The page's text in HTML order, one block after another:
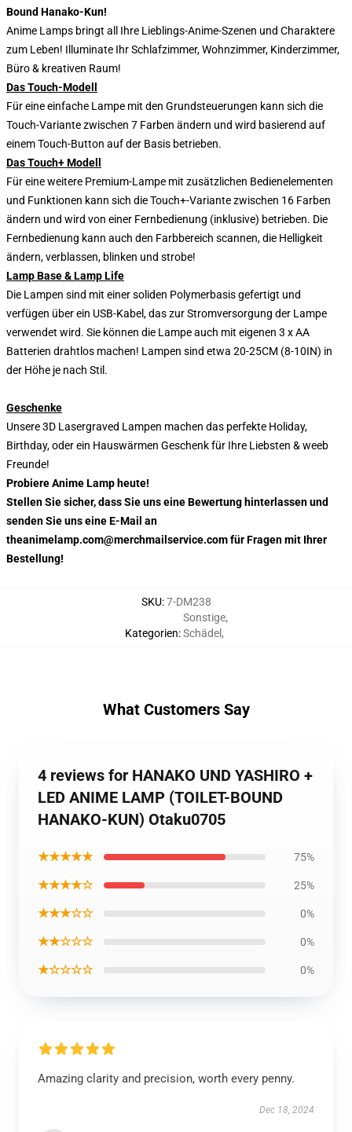
Bound Hanako-Kun!
Anime Lamps bringt all Ihre Lieblings-Anime-Szenen und Charaktere
zum Leben! Illuminate Ihr Schlafzimmer, Wohnzimmer, Kinderzimmer,
Büro & kreativen Raum!
Das Touch-Modell
Für eine einfache Lampe mit den Grundsteuerungen kann sich die
Touch-Variante zwischen 7 Farben ändern und wird basierend auf
einem Touch-Button auf der Basis betrieben.
Das Touch+ Modell
Für eine weitere Premium-Lampe mit zusätzlichen Bedienelementen
und Funktionen kann sich die Touch+-Variante zwischen 16 Farben
ändern und wird von einer Fernbedienung (inklusive) betrieben. Die
Fernbedienung kann auch den Farbbereich scannen, die Helligkeit
ändern, verblassen, blinken und strobe!
Lamp Base & Lamp Life
Die Lampen sind mit einer soliden Polymerbasis gefertigt und
verfügen über ein USB-Kabel, das zur Stromversorgung der Lampe
verwendet wird. Sie können die Lampe auch mit eigenen 3 x AA
Batterien drahtlos machen! Lampen sind etwa 20-25CM (8-10IN) in
der Höhe je nach Stil.
Geschenke
Unsere 3D Lasergraved Lampen machen das perfekte Holiday,
Birthday, oder ein Hauswärmen Geschenk für Ihre Liebsten & weeb
Freunde!
Probiere Anime Lamp heute!
Stellen Sie sicher, dass Sie uns eine Bewertung hinterlassen und
senden Sie uns eine E-Mail an
theanimelamp.com@merchmailservice.com für Fragen mit Ihrer
Bestellung!
SKU:7-DM238
Kategorien:
Sonstige,
Schädel ,
What Customers Say
4 reviews for HANAKO UND YASHIRO +
LED ANIME LAMP (TOILET-BOUND
HANAKO-KUN) Otaku0705
★★★★★ 75%
★★★★☆ 25%
★★★☆☆ 0%
★★☆☆☆ 0%
★☆☆☆☆ 0%
Amazing clarity and precision, worth every penny.
Dec 18, 2024